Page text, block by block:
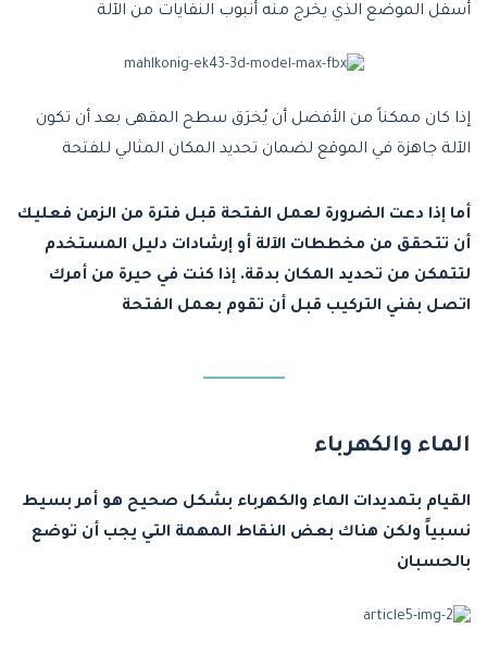
أسفل الموضع الذي يخرج منه أنبوب النفايات من الآلة
إذا كان ممكناً من الأفضل أن يُخرَق سطح المقهى بعد أن تكون
الآلة جاهزة في الموقع لضمان تحديد المكان المثالي للفتحة
أما إذا دعت الضرورة لعمل الفتحة قبل فترة من الزمن فعليك
أن تتحقق من مخططات الآلة أو إرشادات دليل المستخدم
لتتمكن من تحديد المكان بدقة. إذا كنت في حيرة من أمرك
اتصل بفني التركيب قبل أن تقوم بعمل الفتحة
الماء والكهرباء
القيام بتمديدات الماء والكهرباء بشكل صحيح هو أمر بسيط
نسبياً ولكن هناك بعض النقاط المهمة التي يجب أن توضع
بالحسبان